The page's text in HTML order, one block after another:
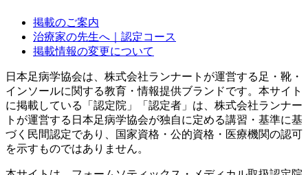
掲載のご案内
治療家の先生へ｜認定コース
掲載情報の変更について
日本足病学協会は、株式会社ランナートが運営する足・靴・
インソールに関する教育・情報提供ブランドです。本サイト
に掲載している「認定院」「認定者」は、株式会社ランナー
トが運営する日本足病学協会が独自に定める講習・基準に基
づく民間認定であり、国家資格・公的資格・医療機関の認可
を示すものではありません。